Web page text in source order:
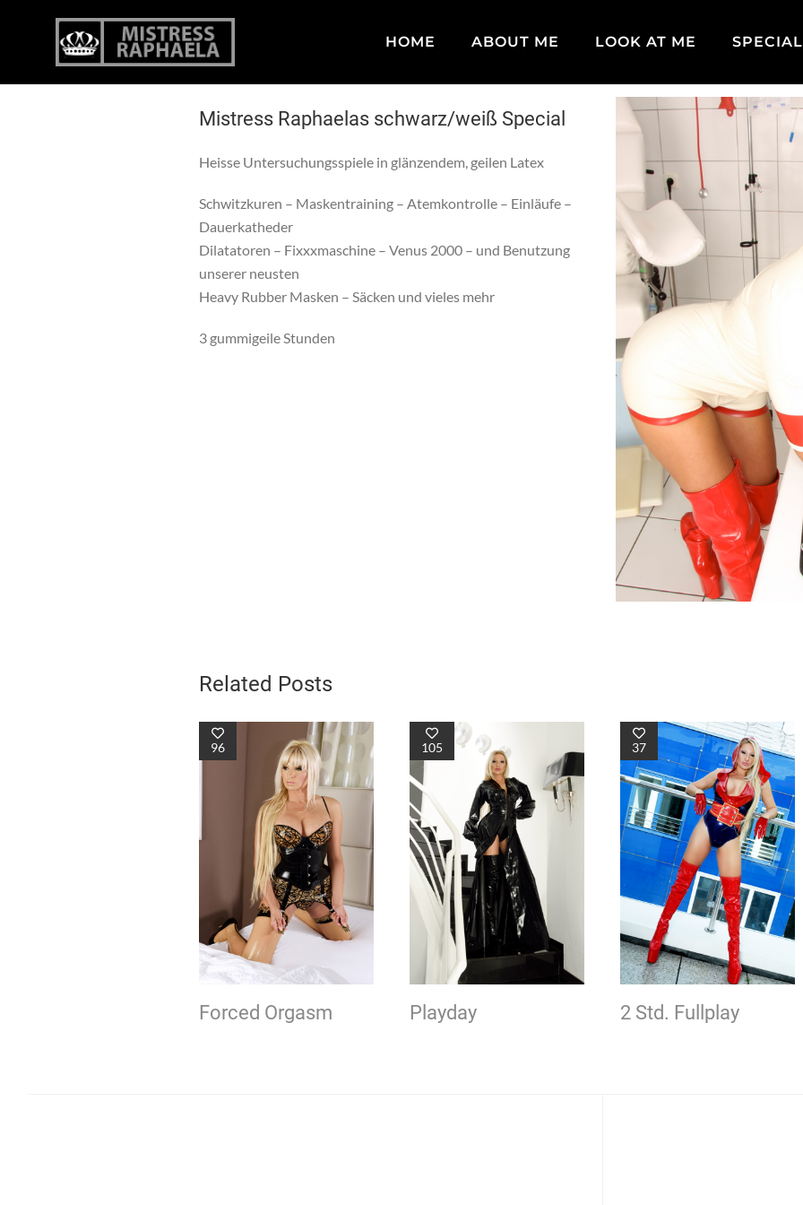
HOME ABOUT ME LOOK AT ME
Suchen
nach:
Mistress Raphaelas schwarz/weiß Special
Heisse Untersuchungsspiele in glänzendem, geilen Latex
Schwitzkuren – Maskentraining – Atemkontrolle – Einläufe –
Dauerkatheder
Dilatatoren – Fixxxmaschine – Venus 2000 – und Benutzung
unserer neusten
Heavy Rubber Masken – Säcken und vieles mehr
3 gummigeile Stunden
Related Posts
96
Forced Orgasm
105
Playday
37
2 Std. Fullplay